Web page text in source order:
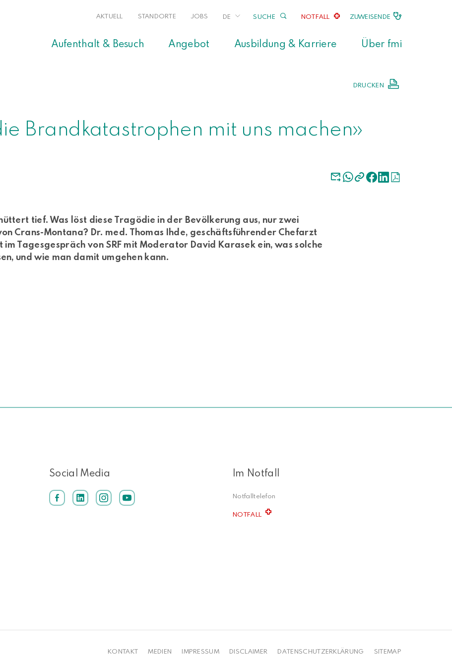
AKTUELL STANDORTE JOBS DE SUCHE NOTFALL ZUWEISENDE
Aufenthalt & Besuch Angebot Ausbildung & Karriere Über fmi
DRUCKEN
Brandkatastrophen mit uns machen»
tief. Was löst diese Tragödie in der Bevölkerung aus, nur zwei
Crans-Montana? Dr. med. Thomas Ihde, geschäftsführender Chefarzt
Tagesgespräch von SRF mit Moderator David Karasek ein, was solche
und wie man damit umgehen kann.
Social Media Im Notfall
Notfalltelefon
NOTFALL
KONTAKT MEDIEN IMPRESSUM DISCLAIMER DATENSCHUTZERKLÄRUNG
SITEMAP